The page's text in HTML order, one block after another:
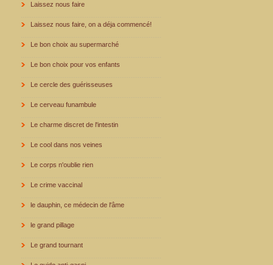
Laissez nous faire
Laissez nous faire, on a déja commencé!
Le bon choix au supermarché
Le bon choix pour vos enfants
Le cercle des guérisseuses
Le cerveau funambule
Le charme discret de l'intestin
Le cool dans nos veines
Le corps n'oublie rien
Le crime vaccinal
le dauphin, ce médecin de l'âme
le grand pillage
Le grand tournant